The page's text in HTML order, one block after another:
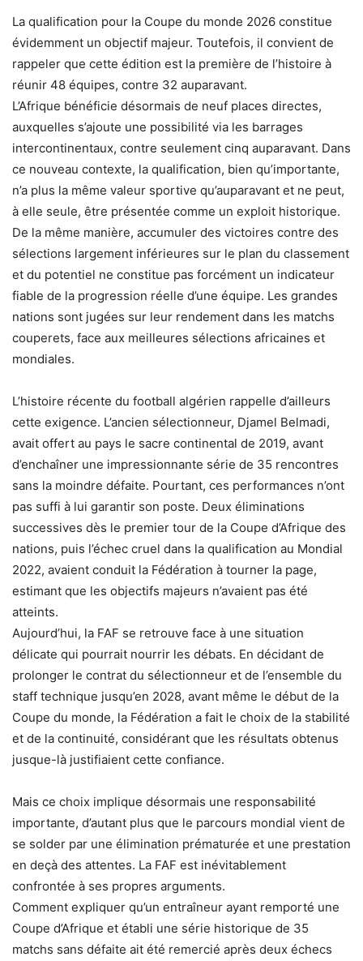
La qualification pour la Coupe du monde 2026 constitue
évidemment un objectif majeur. Toutefois, il convient de
rappeler que cette édition est la première de l’histoire à
réunir 48 équipes, contre 32 auparavant.
L’Afrique bénéficie désormais de neuf places directes,
auxquelles s’ajoute une possibilité via les barrages
intercontinentaux, contre seulement cinq auparavant. Dans
ce nouveau contexte, la qualification, bien qu’importante,
n’a plus la même valeur sportive qu’auparavant et ne peut,
à elle seule, être présentée comme un exploit historique.
De la même manière, accumuler des victoires contre des
sélections largement inférieures sur le plan du classement
et du potentiel ne constitue pas forcément un indicateur
fiable de la progression réelle d’une équipe. Les grandes
nations sont jugées sur leur rendement dans les matchs
couperets, face aux meilleures sélections africaines et
mondiales.
L’histoire récente du football algérien rappelle d’ailleurs
cette exigence. L’ancien sélectionneur, Djamel Belmadi,
avait offert au pays le sacre continental de 2019, avant
d’enchaîner une impressionnante série de 35 rencontres
sans la moindre défaite. Pourtant, ces performances n’ont
pas suffi à lui garantir son poste. Deux éliminations
successives dès le premier tour de la Coupe d’Afrique des
nations, puis l’échec cruel dans la qualification au Mondial
2022, avaient conduit la Fédération à tourner la page,
estimant que les objectifs majeurs n’avaient pas été
atteints.
Aujourd’hui, la FAF se retrouve face à une situation
délicate qui pourrait nourrir les débats. En décidant de
prolonger le contrat du sélectionneur et de l’ensemble du
staff technique jusqu’en 2028, avant même le début de la
Coupe du monde, la Fédération a fait le choix de la stabilité
et de la continuité, considérant que les résultats obtenus
jusque-là justifiaient cette confiance.
Mais ce choix implique désormais une responsabilité
importante, d’autant plus que le parcours mondial vient de
se solder par une élimination prématurée et une prestation
en deçà des attentes. La FAF est inévitablement
confrontée à ses propres arguments.
Comment expliquer qu’un entraîneur ayant remporté une
Coupe d’Afrique et établi une série historique de 35
matchs sans défaite ait été remercié après deux échecs